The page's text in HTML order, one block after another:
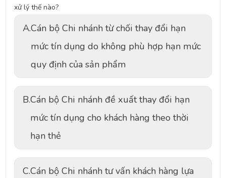
xử lý thế nào?
A.Cán bộ Chi nhánh từ chối thay đổi hạn
mức tín dụng do không phù hợp hạn mức
quy định của sản phẩm
B.Cán bộ Chi nhánh đề xuất thay đổi hạn
mức tín dụng cho khách hàng theo thời
hạn thẻ
C.Cán bộ Chi nhánh tư vấn khách hàng lựa